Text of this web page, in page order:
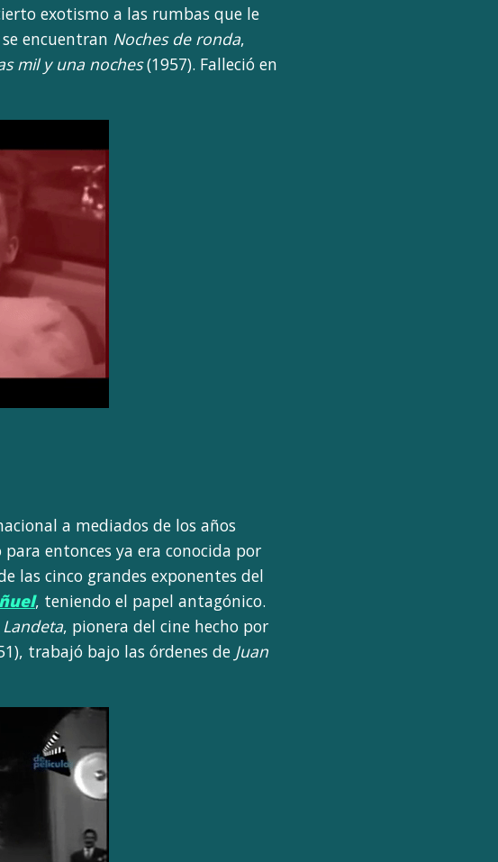
exotismo a las rumbas que le
encuentran Noches de ronda,
mil y una noches(1957). Falleció en
a mediados de los años
para entonces ya era conocida por
las cinco grandes exponentes del
, teniendo el papel antagónico.
, pionera del cine hecho por
trabajó bajo las órdenes de Juan